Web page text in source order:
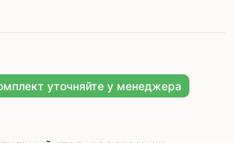
уточняйте у менеджера